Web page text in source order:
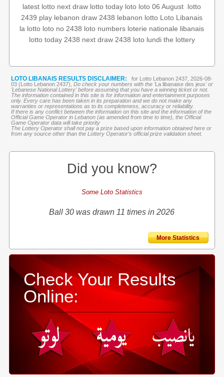
latest lotto next draw lotto today loto loto 06 August lotto
2439 play lebanon draw 2438 lebanon lotto Loto Libanais
la lotto loto no 2438 loto numbers loterie nationale libanais
lotto today 2438 next draw 2438 loto lundi the lottery
LOTO LIBANAIS RESULTS DISCLAIMER:
for Lotto Lebanon 2437, 2026-08-
03 (Lotto Lebanon 2437), Do check your numbers with the 'La libanaise des jeux' or
'Lebanese National Lottery' before assuming that you have a winning ticket or not.
The information contained in this site is for information and entertainment purposes
only. Every care has been taken in its preparation and we do not make any
warranties or representations as to its completeness, accuracy or reliability.
If there is any conflict between the information on this site and the information of the
Official Game Operator in Lebanon (as amended from time to time), the Official
Game Operator data will take priority
The Lottery Operator shall not pay a prize based upon information obtained here or
from any source other than the Lottery Operator’s official prize validation sheet.
Did you know?
Some Loto Statistics
Ball 30 was drawn 11 times in 2026
More Statistics
Check Your Results
Online: